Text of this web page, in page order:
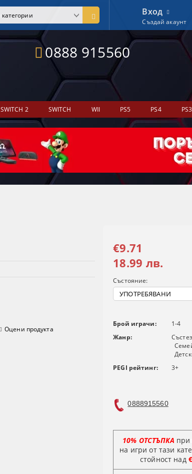
0888 915560
Вход
Създай акаунт
SWITCH 2 SWITCH WII PS5 PS4 PS3
Оцени продукта
€9.71
18.99 лв.
Състояние:
Брой играчи:
1-4
Жанр:
PEGI рейтинг:
3+
0888915560
10% ОТСТЪПКА при
на игри от тази
стойност над